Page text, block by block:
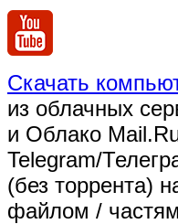
Скачать
из облачных
и Облако
Telegram/
(без торрента)
файлом /